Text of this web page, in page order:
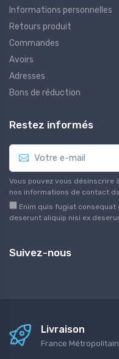
Informations personnelles
Retours produit
Commandes
Avoirs
Adresses
Bons de réduction
Restez informés
Vous pouvez vous désinscrire
nos informations de contact
Enim quis fugiat
deserunt aliquip nisi ex
Suivez-nous
Livraison
France